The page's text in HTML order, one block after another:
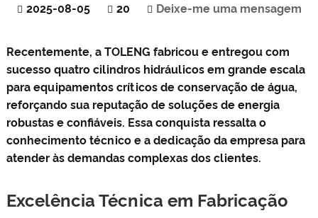
2025-08-05 20 Deixe-me uma mensagem
Recentemente, a TOLENG fabricou e entregou com
sucesso quatro cilindros hidráulicos em grande escala
para equipamentos críticos de conservação de água,
reforçando sua reputação de soluções de energia
robustas e confiáveis. Essa conquista ressalta o
conhecimento técnico e a dedicação da empresa para
atender às demandas complexas dos clientes.
Excelência Técnica em Fabricação